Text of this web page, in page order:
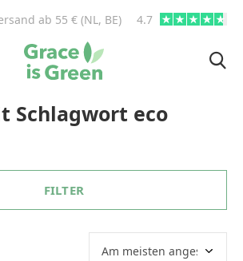
ab 55 € (NL, BE) 4.7
Schlagwort eco
FILTER